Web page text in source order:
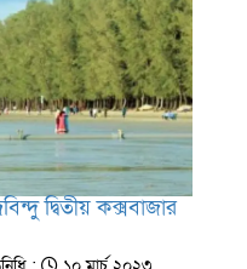
দ্বিতীয় কক্সবাজার